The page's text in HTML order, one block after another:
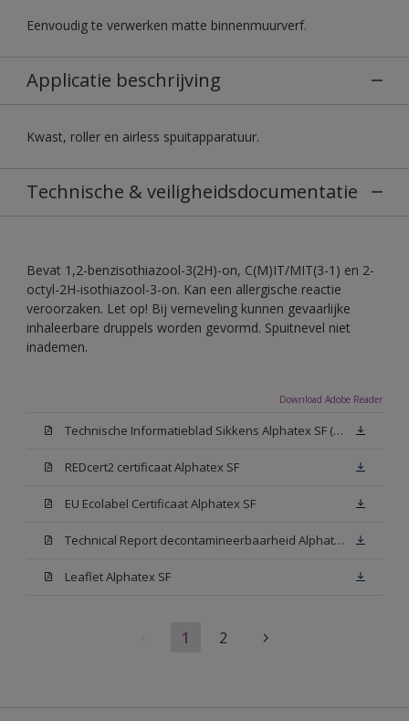
Eenvoudig te verwerken matte binnenmuurverf.
Applicatie beschrijving
Kwast, roller en airless spuitapparatuur.
Technische & veiligheidsdocumentatie
Bevat 1,2-benzisothiazool-3(2H)-on, C(M)IT/MIT(3-1) en 2-
octyl-2H-isothiazool-3-on. Kan een allergische reactie
veroorzaken. Let op! Bij verneveling kunnen gevaarlijke
inhaleerbare druppels worden gevormd. Spuitnevel niet
inademen.
Download Adobe Reader
Technische Informatieblad Sikkens Alphatex SF (PDF)
REDcert2 certificaat Alphatex SF
EU Ecolabel Certificaat Alphatex SF
Technical Report decontamineerbaarheid Alphatex SF
Leaflet Alphatex SF
1 2